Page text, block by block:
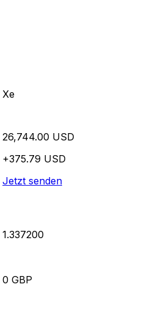
Xe
26,744.00 USD
+375.79 USD
Jetzt senden
1.337200
0 GBP